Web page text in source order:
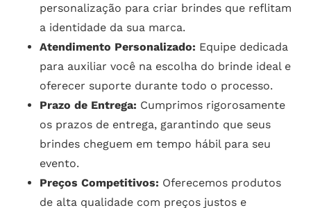
personalização para criar brindes que reflitam
a identidade da sua marca.
Atendimento Personalizado: Equipe dedicada
para auxiliar você na escolha do brinde ideal e
oferecer suporte durante todo o processo.
Prazo de Entrega: Cumprimos rigorosamente
os prazos de entrega, garantindo que seus
brindes cheguem em tempo hábil para seu
evento.
Preços Competitivos: Oferecemos produtos
de alta qualidade com preços justos e